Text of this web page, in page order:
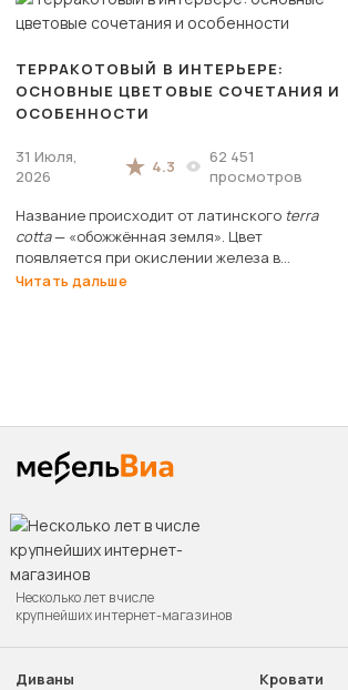
ТЕРРАКОТОВЫЙ В ИНТЕРЬЕРЕ:
ОСНОВНЫЕ ЦВЕТОВЫЕ СОЧЕТАНИЯ И
ОСОБЕННОСТИ
31 Июля,
2026
4.3
62 451
просмотров
Название происходит от латинского terra
cotta— «обожжённая земля». Цвет
появляется при окислении железа в
процессе обжига глины.
Читать дальше
Несколько лет в числе
крупнейших интернет-магазинов
Диваны
Кровати